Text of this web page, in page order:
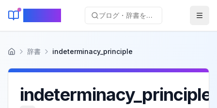
ブログ・辞書を検索...
ホーム 辞書 indeterminacy_principle
indeterminacy_principle